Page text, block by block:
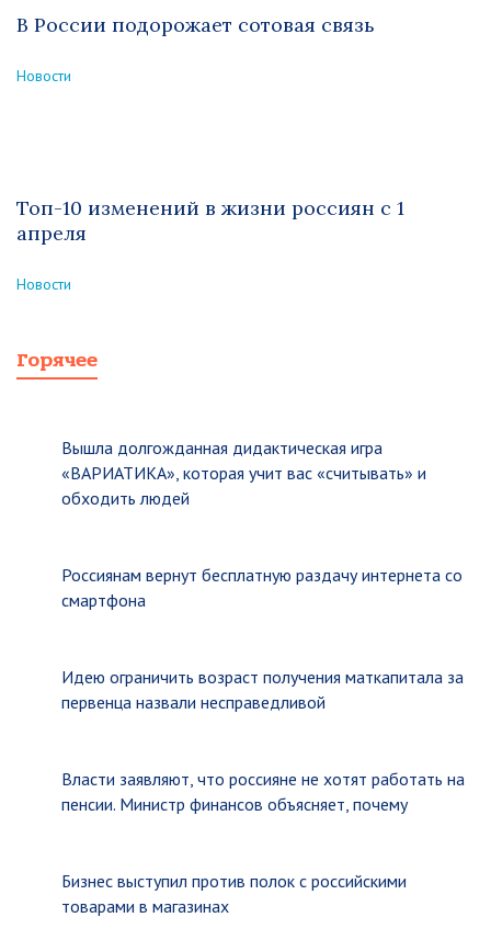
В России подорожает сотовая связь
Новости
Топ-10 изменений в жизни россиян с 1
апреля
Новости
Горячее
Вышла долгожданная дидактическая игра
«ВАРИАТИКА», которая учит вас «считывать» и
обходить людей
Россиянам вернут бесплатную раздачу интернета со
смартфона
Идею ограничить возраст получения маткапитала за
первенца назвали несправедливой
Власти заявляют, что россияне не хотят работать на
пенсии. Министр финансов объясняет, почему
Бизнес выступил против полок с российскими
товарами в магазинах